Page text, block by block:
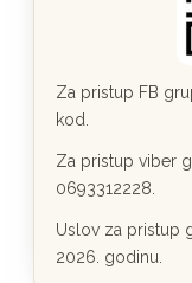
Za pristup FB
kod.
Za pristup viber
0693312228.
Uslov za pristup
2026. godinu.